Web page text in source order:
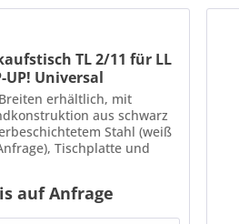
TL 2/11 für LL
UP! Universal
erhältlich, mit
aus schwarz
Stahl (weiß
Tischplatte und
erhältlich. Maße: 1100 x
550 mm Bitte bei...
auf Anfrage